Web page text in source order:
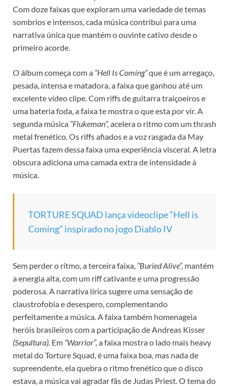
Com doze faixas que exploram uma variedade de temas
sombrios e intensos, cada música contribui para uma
narrativa única que mantém o ouvinte cativo desde o
primeiro acorde.
O álbum começa com a “Hell Is Coming”que é um arregaço,
pesada, intensa e matadora, a faixa que ganhou até um
excelente vídeo clipe. Com riffs de guitarra traiçoeiros e
uma bateria foda, a faixa te mostra o que esta por vir. A
segunda música “Flukeman”, acelera o ritmo com um thrash
metal frenético. Os riffs afiados e a voz rasgada da May
Puertas fazem dessa faixa uma experiência visceral. A letra
obscura adiciona uma camada extra de intensidade à
música.
TORTURE SQUAD lança videoclipe “Hell is
Coming” inspirado no jogo Diablo IV
Sem perder o ritmo, a terceira faixa, “Buried Alive”, mantém
a energia alta, com um riff cativante e uma progressão
poderosa. A narrativa lírica sugere uma sensação de
claustrofobia e desespero, complementando
perfeitamente a música. A faixa também homenageia
heróis brasileiros com a participação de Andreas Kisser
(Sepultura). Em “Warrior”, a faixa mostra o lado mais heavy
metal do Torture Squad, é uma faixa boa, mas nada de
supreendente, ela quebra o ritmo frenético que o disco
estava, a música vai agradar fãs de Judas Priest. O tema do